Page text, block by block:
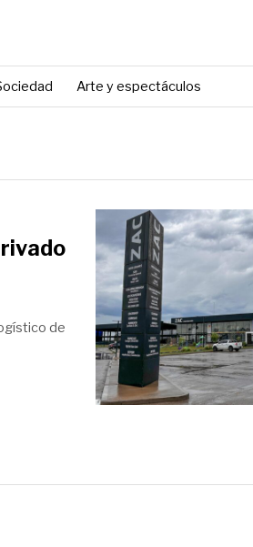
Arte y espectáculos
de